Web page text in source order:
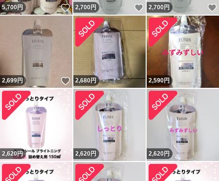
5,700円 いいね！
2,700円 いいね！
2,700円
2,699円 いいね！
2,680円 2,590円
2,620円 2,620円 2,620円